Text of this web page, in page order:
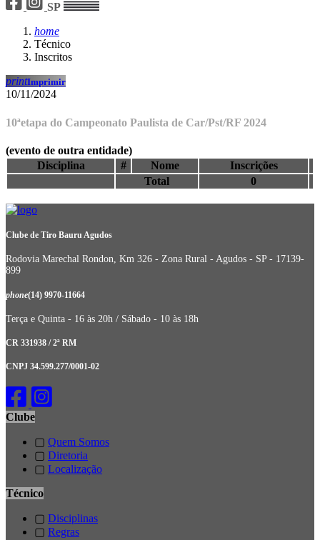
SP
home
Técnico
Inscritos
printImprimir
10/11/2024
10ªetapa do Campeonato Paulista de Car/Pst/RF 2024
(evento de outra entidade)
Disciplina
# Nome
Inscrições
Total
0
Clube de Tiro Bauru Agudos
Rodovia Marechal Rondon, Km 326 - Zona Rural - Agudos - SP - 17139-
899
phone(14) 9970-11664
Terça e Quinta - 16 às 20h / Sábado - 10 às 18h
CR 331938 / 2ª RM
CNPJ 34.599.277/0001-02
Clube
▢ Quem Somos
▢ Diretoria
▢ Localização
Técnico
▢ Disciplinas
▢ Regras